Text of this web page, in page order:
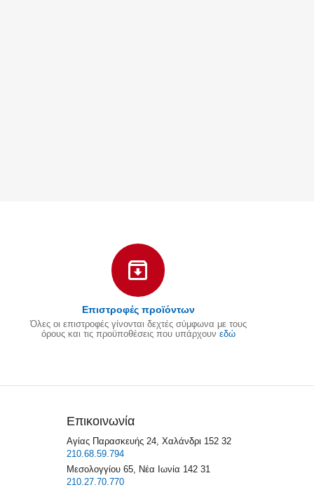
Επιστροφές προϊόντων
Όλες οι επιστροφές γίνονται δεχτές σύμφωνα με τους
όρους και τις προϋποθέσεις που υπάρχουν εδώ
Επικοινωνία
Αγίας Παρασκευής 24, Χαλάνδρι 152 32
210.68.59.794
Μεσολογγίου 65, Νέα Ιωνία 142 31
210.27.70.770